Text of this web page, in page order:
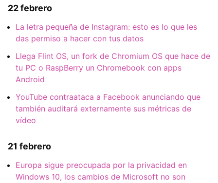
22 febrero
La letra pequeña de Instagram: esto es lo que les
das permiso a hacer con tus datos
Llega Flint OS, un fork de Chromium OS que hace de
tu PC o RaspBerry un Chromebook con apps
Android
YouTube contraataca a Facebook anunciando que
también auditará externamente sus métricas de
vídeo
21 febrero
Europa sigue preocupada por la privacidad en
Windows 10, los cambios de Microsoft no son